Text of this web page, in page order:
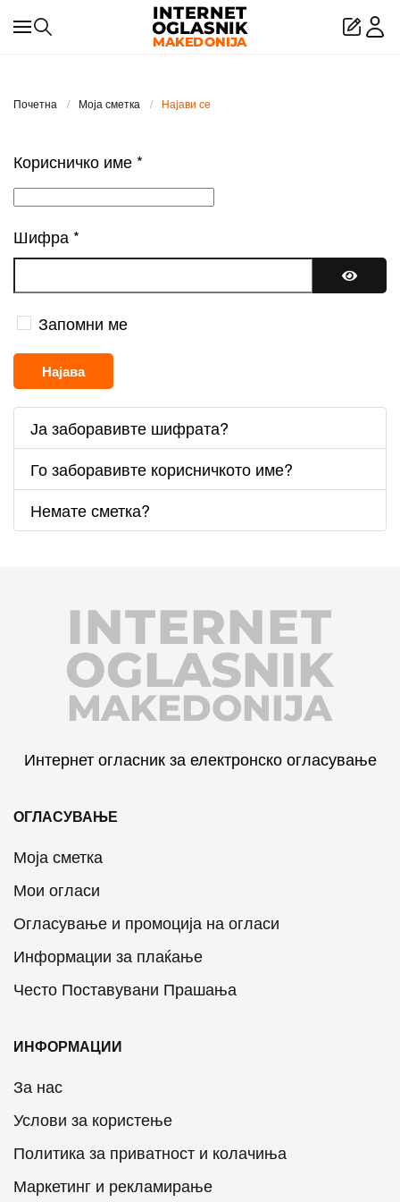
Skip to main content
Почетна Моја сметка Најави се
Корисничко име *
Шифра *
Запомни ме
Најава
Ја заборавивте шифрата?
Го заборавивте корисничкото име?
Немате сметка?
INTERNET
MAKEDONIJA
OGLASNIK
Интернет огласник за електронско огласување
ОГЛАСУВАЊЕ
Моја сметка
Мои огласи
Огласување и промоција на огласи
Информации за плаќање
Често Поставувани Прашања
ИНФОРМАЦИИ
За нас
Услови за користење
Политика за приватност и колачиња
Маркетинг и рекламирање